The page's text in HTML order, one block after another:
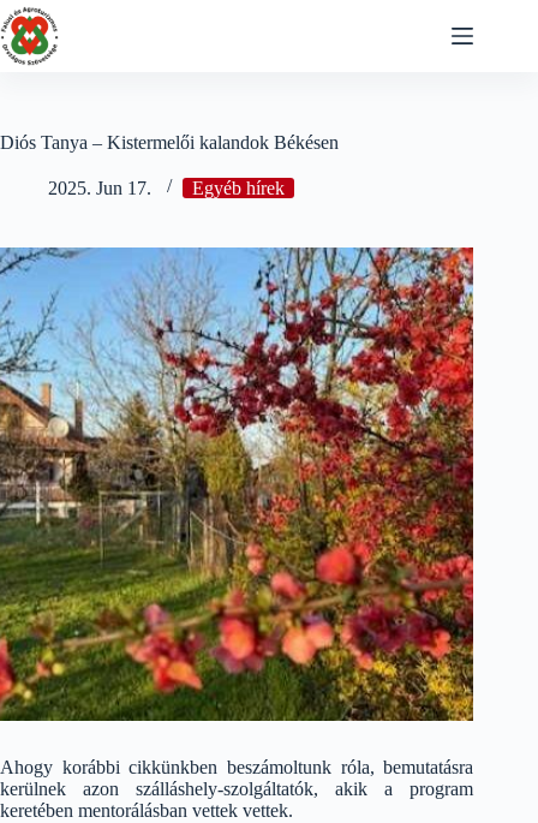
Skip
to
content
Diós Tanya – Kistermelői kalandok Békésen
2025. Jun 17. Egyéb hírek
Ahogy korábbi cikkünkben beszámoltunk róla, bemutatásra
kerülnek azon szálláshely-szolgáltatók, akik a program
keretében mentorálásban vettek vettek.